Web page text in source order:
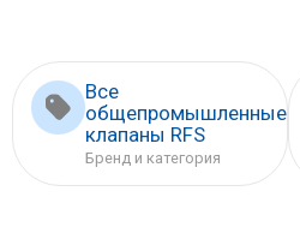
Все
общепромышленные
клапаны RFS
Бренд и категория